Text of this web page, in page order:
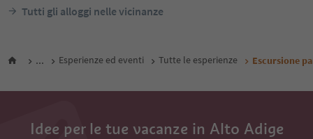
Tutti gli alloggi nelle vicinanze
... Esperienze ed eventi Tutte le esperienze Escursione
Idee per le tue vacanze in Alto Adige